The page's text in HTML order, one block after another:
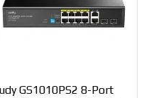
GS1010PS2 8-Port